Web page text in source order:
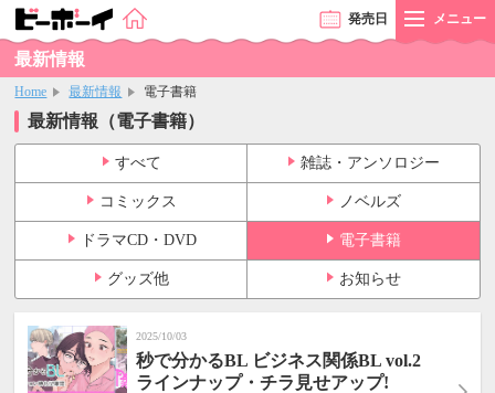
発売日 メニュー
最新情報
Home 最新情報 電子書籍
最新情報（電子書籍）
すべて 雑誌・アンソロジー
コミックス ノベルズ
ドラマCD・DVD 電子書籍
グッズ他 お知らせ
2025/10/03
秒で分かるBL ビジネス関係BL vol.2
ラインナップ・チラ見せアップ!